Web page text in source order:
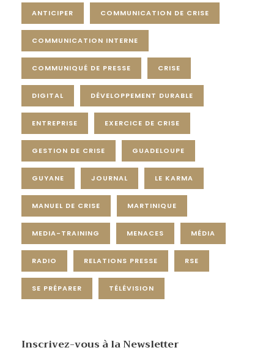
ANTICIPER COMMUNICATION DE CRISE
COMMUNICATION INTERNE
COMMUNIQUÉ DE PRESSE CRISE
DIGITAL DÉVELOPPEMENT DURABLE
ENTREPRISE EXERCICE DE CRISE
GESTION DE CRISE GUADELOUPE
GUYANE JOURNAL LE KARMA
MANUEL DE CRISE MARTINIQUE
MEDIA-TRAINING MENACES MÉDIA
RADIO RELATIONS PRESSE RSE
SE PRÉPARER TÉLÉVISION
Inscrivez-vous à la Newsletter